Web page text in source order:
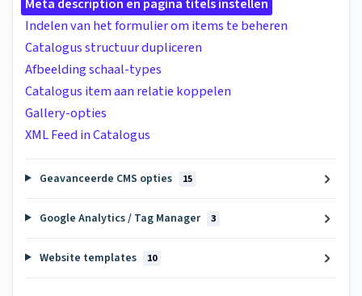
Indelen van het formulier om items te beheren
Catalogus structuur dupliceren
Afbeelding schaal-types
Catalogus item aan relatie koppelen
Gallery-opties
XML Feed in Catalogus
Geavanceerde CMS opties 15
Google Analytics / Tag Manager 3
Website templates 10